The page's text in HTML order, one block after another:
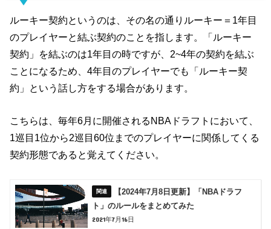
ルーキー契約というのは、その名の通りルーキー＝1年目
のプレイヤーと結ぶ契約のことを指します。「ルーキー
契約」を結ぶのは1年目の時ですが、2~4年の契約を結ぶ
ことになるため、4年目のプレイヤーでも「ルーキー契
約」という話し方をする場合があります。
こちらは、毎年6月に開催されるNBAドラフトにおいて、
1巡目1位から2巡目60位までのプレイヤーに関係してくる
契約形態であると覚えてください。
【2024年7月8日更新】「NBAドラフ
ト」のルールをまとめてみた
2021年7月16日